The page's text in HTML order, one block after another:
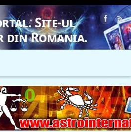
Site-ul
Romania.
VRAJITOARE